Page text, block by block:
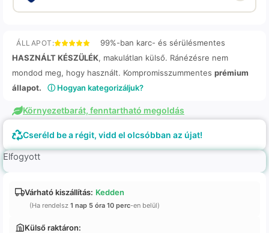
ÁLLAPOT:
99%-ban karc- és sérülésmentes
HASZNÁLT KÉSZÜLÉK, makulátlan külső. Ránézésre nem
mondod meg, hogy használt. Kompromisszummentes prémium
állapot.
ⓘ Hogyan kategorizáljuk?
Környezetbarát, fenntartható megoldás
Cseréld be a régit, vidd el olcsóbban az újat!
Elfogyott
Várható kiszállítás: Kedden
(Ha rendelsz 1 nap 5 óra 10 perc-en belül)
Külső raktáron: